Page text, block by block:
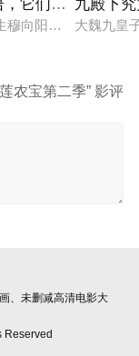
，却意外得知自己
它们个个嘴炮王
穆向阳高烧觉醒异能
九殿下
大魏九皇
农宝第二季” 影评
、未删减高清电影大
Reserved